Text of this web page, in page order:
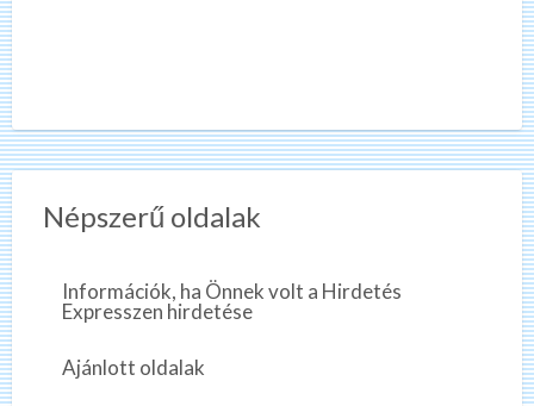
Népszerű oldalak
Információk, ha Önnek volt a Hirdetés
Expresszen hirdetése
Ajánlott oldalak